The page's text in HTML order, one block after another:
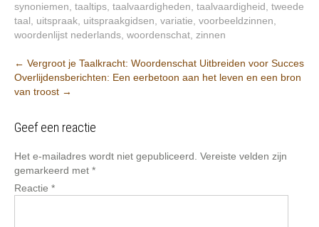
synoniemen taaltips taalvaardigheden taalvaardigheid tweede
taal
uitspraak uitspraakgidsen variatie voorbeeldzinnen
woordenlijst nederlands woordenschat zinnen
Berichtnavigatie
← Vergroot je Taalkracht: Woordenschat Uitbreiden voor Succes
Overlijdensberichten: Een eerbetoon aan het leven en een bron
van troost →
Geef een reactie
Het e-mailadres wordt niet gepubliceerd. Vereiste velden zijn
gemarkeerd met *
Reactie *